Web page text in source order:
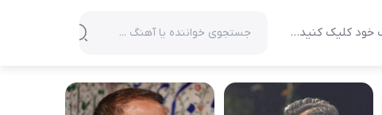
کلیک کنید…